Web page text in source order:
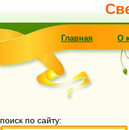
Главная О
поиск по сайту: